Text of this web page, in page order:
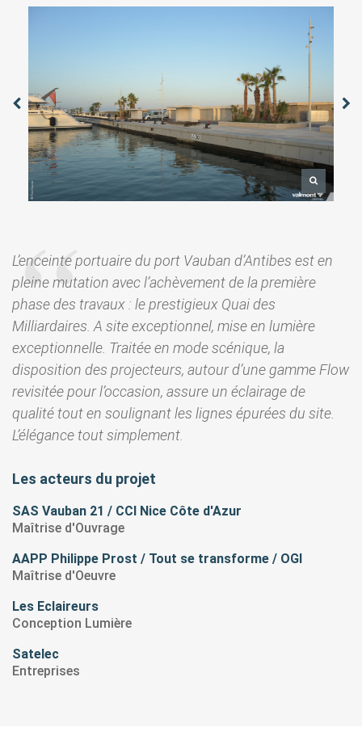
L’enceinte portuaire du port Vauban d’Antibes est en
pleine mutation avec l’achèvement de la première
phase des travaux : le prestigieux Quai des
Milliardaires. A site exceptionnel, mise en lumière
exceptionnelle. Traitée en mode scénique, la
disposition des projecteurs, autour d’une gamme Flow
revisitée pour l’occasion, assure un éclairage de
qualité tout en soulignant les lignes épurées du site.
L’élégance tout simplement.
Les acteurs du projet
SAS Vauban 21 / CCI Nice Côte d'Azur
Maîtrise d'Ouvrage
AAPP Philippe Prost / Tout se transforme / OGI
Maîtrise d'Oeuvre
Les Eclaireurs
Conception Lumière
Satelec
Entreprises